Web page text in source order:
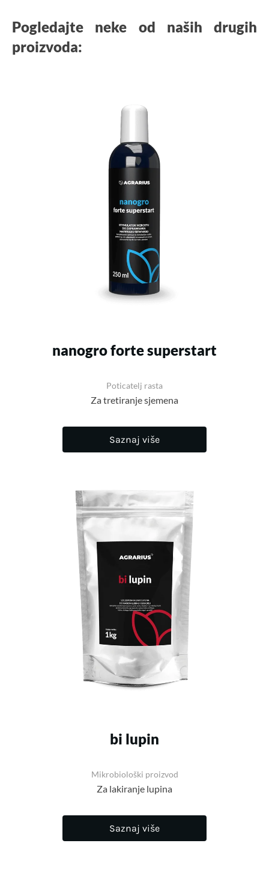
Pogledajte neke od naših drugih
proizvoda:
nanogro forte superstart
Poticatelj rasta
Za tretiranje sjemena
Saznaj više
bi lupin
Mikrobiološki proizvod
Za lakiranje lupina
Saznaj više